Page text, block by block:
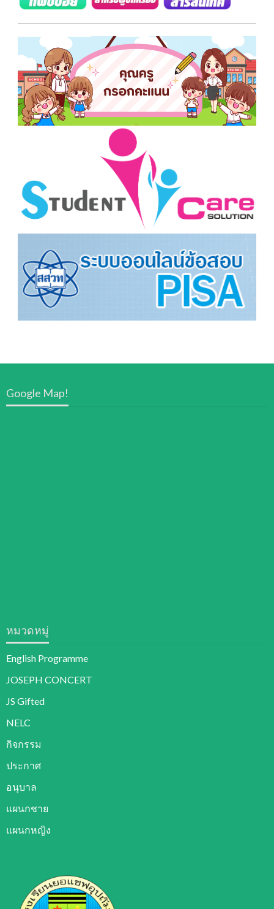
Google Map!
หมวดหมู่
English Programme
JOSEPH CONCERT
JS Gifted
NELC
กิจกรรม
ประกาศ
อนุบาล
แผนกชาย
แผนกหญิง